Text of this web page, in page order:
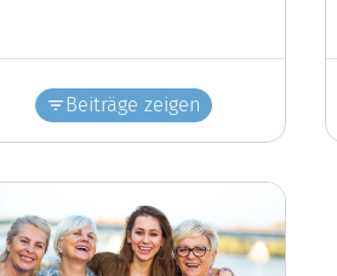
Beiträge zeigen